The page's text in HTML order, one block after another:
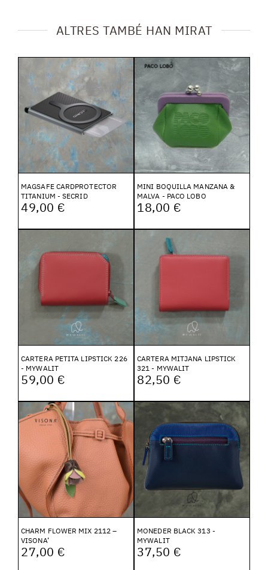
ALTRES TAMBÉ HAN MIRAT
MAGSAFE CARDPROTECTOR
TITANIUM - SECRID
49,00 €
MINI BOQUILLA MANZANA &
MALVA - PACO LOBO
18,00 €
CARTERA PETITA LIPSTICK 226
- MYWALIT
59,00 €
CARTERA MITJANA LIPSTICK
321 - MYWALIT
82,50 €
CHARM FLOWER MIX 2112 –
VISONA’
27,00 €
MONEDER BLACK 313 -
MYWALIT
37,50 €